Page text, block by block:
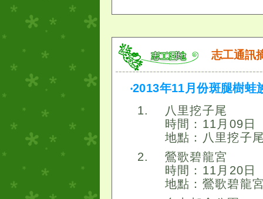
志工通訊
‧2013年11月份斑腿樹蛙
八里挖子尾
時間：11月09日
地點：八里挖子
鶯歌碧龍宮
時間：11月20日
地點：鶯歌碧龍